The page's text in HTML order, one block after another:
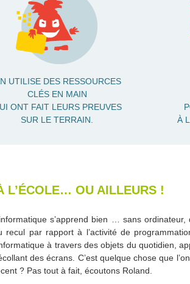
UTILISE DES RESSOURCES
CLÉS EN MAIN
ONT FAIT LEURS PREUVES
SUR LE TERRAIN.
À
L’ÉCOLE… OU AILLEURS !
s’apprend bien … sans
recul par rapport à l’activité de
à travers des objets du quotidien,
des écrans. C’est quelque chose que
? Pas tout à fait, écoutons Roland.